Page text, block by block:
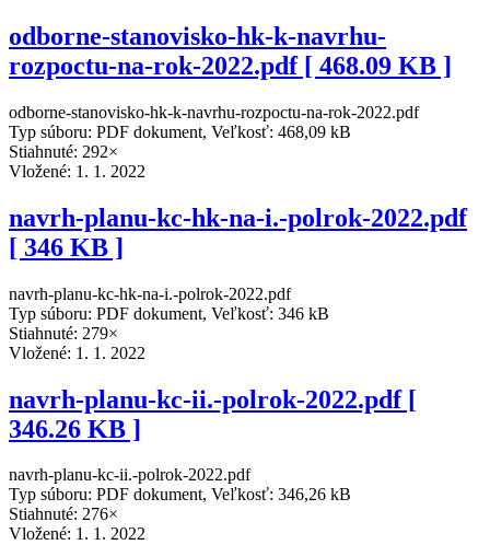
odborne-stanovisko-hk-k-navrhu-
rozpoctu-na-rok-2022.pdf [ 468.09 KB ]
odborne-stanovisko-hk-k-navrhu-rozpoctu-na-rok-2022.pdf
Typ súboru: PDF dokument, Veľkosť: 468,09 kB
Stiahnuté: 292×
Vložené: 1. 1. 2022
navrh-planu-kc-hk-na-i.-polrok-2022.pdf
[ 346 KB ]
navrh-planu-kc-hk-na-i.-polrok-2022.pdf
Typ súboru: PDF dokument, Veľkosť: 346 kB
Stiahnuté: 279×
Vložené: 1. 1. 2022
navrh-planu-kc-ii.-polrok-2022.pdf [
346.26 KB ]
navrh-planu-kc-ii.-polrok-2022.pdf
Typ súboru: PDF dokument, Veľkosť: 346,26 kB
Stiahnuté: 276×
Vložené: 1. 1. 2022